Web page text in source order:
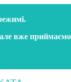
вже